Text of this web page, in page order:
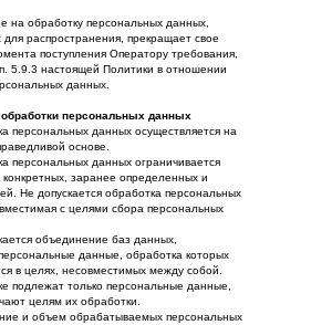
на обработку персональных данных,
распространения, прекращает свое
поступления Оператору требования,
п. 5.9.3 настоящей Политики в отношении
данных.
персональных данных
персональных данных осуществляется на
основе.
персональных данных ограничивается
заранее определенных и
Не допускается обработка персональных
с целями сбора персональных
объединение баз данных,
данные, обработка которых
в целях, несовместимых между собой.
подлежат только персональные данные,
целям их обработки.
и объем обрабатываемых персональных